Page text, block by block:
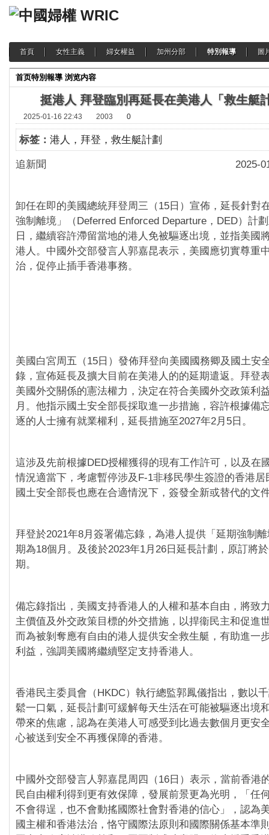
首頁 女性主義 婦女權益 加州分部 特別報導 圖
首页特別報導 浏览内容
挺港人 拜登臨別再延長在美港人「救生艇
2025-01-16 22:43 2003 0
标签： 港人，拜登，救生艇計劃
追新聞 2025-01-
卸任在即的美國總統拜登周三（15日）宣佈，延長針對
強制離境」（Deferred Enforced Departure，DED）計
日，繼續容許滯留當地的港人免被驅逐出境，並指美國
港人。中國外交部發言人郭嘉昆表示，美國應切實尊重
治，促停止插手香港事務。
美國白宮周五（15日）發佈拜登向美國國務卿及國土安
錄，宣佈延長及擴大目前在美港人的的延期遣返。拜登
美國外交關係的憲法權力，決定在符合美國外交政策利
月。他指示國土安全部長採取進一步措施，容許根據備
逐的人士擁有就業權利，延長措施至2027年2月5日。
這涉及先前根據DED授權獲得的現有工作許可，以及在
情況適當下，考慮暫停涉及F-1非移民學生簽證的香港居
國土安全部長也應在合適情況下，簽發全新或替代的文
拜登於2021年8月簽署備忘錄，為港人提供「延期強制
期為18個月。及後於2023年1月26日延長計劃，原訂將
期。
備忘錄指出，美國支持香港人的人權和基本自由，將致
主價值及外交政策目標的外交措施，以捍衞民主和促進
而為被剝奪應有自由的港人提供安全救生艇，有助進一
利益，強調美國將繼續堅定支持香港人。
香港民主委員會（HKDC）執行總監郭鳳儀指出，數以
鬆一口氣，延長計劃可緩解每天生活在可能被驅逐出境
帶來的焦慮，認為在美港人可感受到比過去數個月更安
心被送到安全不再獲保障的香港。
中國外交部發言人郭嘉昆周四（16日）表示，當前香港
民自由權利得到更有效保障，發展前景更為光明，「任
不會得逞，也不會動搖國際社會對香港的信心」，認為
國主權和香港法治，恪守國際法原則和國際關係基本準